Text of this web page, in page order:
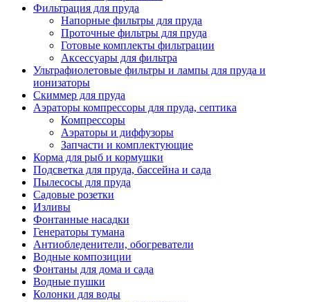
Фильтрация для пруда
Напорные фильтры для пруда
Проточные фильтры для пруда
Готовые комплекты фильтрации
Аксессуары для фильтра
Ультрафиолетовые фильтры и лампы для пруда и
ионизаторы
Скиммер для пруда
Аэраторы компрессоры для пруда, септика
Компрессоры
Аэраторы и диффузоры
Запчасти и комплектующие
Корма для рыб и кормушки
Подсветка для пруда, бассейна и сада
Пылесосы для пруда
Садовые розетки
Изливы
Фонтанные насадки
Генераторы тумана
Антиобледенители, обогреватели
Водные композиции
Фонтаны для дома и сада
Водные пушки
Колонки для воды